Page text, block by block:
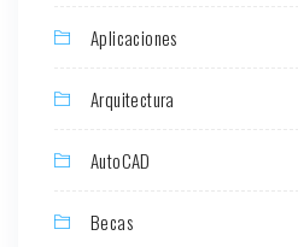
Aplicaciones
Arquitectura
AutoCAD
Becas